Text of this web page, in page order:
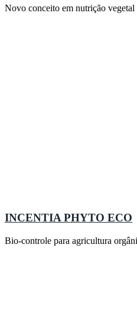
Novo conceito em nutrição
INCENTIA PHYTO ECO
Bio-controle para agricultura